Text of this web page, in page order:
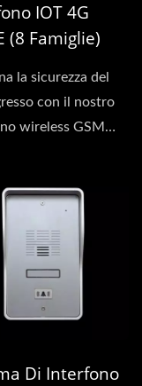
IOT 4G
(8 Famiglie)
la sicurezza del
con il nostro
wireless GSM
Di Interfono